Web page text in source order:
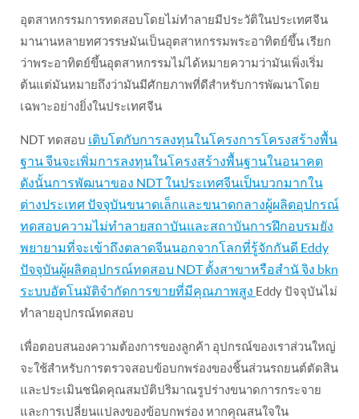
อุตสาหกรรมการทดสอบโดยไม่ทำลายมีประวัติในประเทศจีน
มานานหลายทศวรรษมันเป็นอุตสาหกรรมพระอาทิตย์ขึ้น เรียก
ว่าพระอาทิตย์ขึ้นอุตสาหกรรมไม่ได้หมายความว่ามันเพิ่งเริ่ม
ต้นแต่มันหมายถึงว่ามันมีศักยภาพที่ดีสำหรับการพัฒนาโดย
เฉพาะอย่างยิ่งในประเทศจีน
NDT ทดสอบ เติบโตกับการลงทุนในโครงการโครงสร้างพื้น
ฐาน จีนจะเพิ่มการลงทุนในโครงสร้างพื้นฐานในอนาคต
ดังนั้นการพัฒนาของ NDT ในประเทศจีนเป็นบวกมากใน
ต่างประเทศ ปัจจุบันขนาดเล็กและขนาดกลางผู้ผลิตอุปกรณ์
ทดสอบความไม่ทำลายสถาบันและสถาบันการฝึกอบรมยัง
พยายามที่จะเข้าถึงตลาดจีนนอกจากโลกที่รู้จักกันดี Eddy
ปัจจุบันผู้ผลิตอุปกรณ์ทดสอบ NDT ตั้งสาขาหรือสำนั จิง bkn
ระบบอัตโนมัติจำกัดการขายที่มีคุณภาพสูง Eddy ปัจจุบันไม่
ทำลายอุปกรณ์ทดสอบ
เพื่อตอบสนองความต้องการของลูกค้า อุปกรณ์ของเราส่วนใหญ่
จะใช้สำหรับการตรวจสอบข้อบกพร่องของชิ้นส่วนรถยนต์ตัดสิน
และประเมินชนิดคุณสมบัติปริมาณรูปร่างขนาดการกระจาย
และการเปลี่ยนแปลงของข้อบกพร่อง หากคุณสนใจใน